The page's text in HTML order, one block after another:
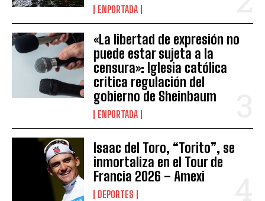
ENPORTADA
«La libertad de expresión no
puede estar sujeta a la
censura»: Iglesia católica
critica regulación del
gobierno de Sheinbaum
ENPORTADA
Isaac del Toro, “Torito”, se
inmortaliza en el Tour de
Francia 2026 – Amexi
DEPORTES